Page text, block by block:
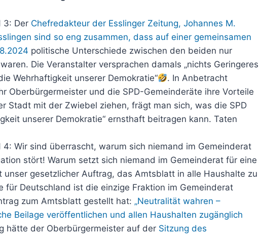
3: Der Chefredakteur der Esslinger Zeitung, Johannes M.
sind so eng zusammen, dass auf einer gemeinsamen
politische Unterschiede zwischen den beiden nur
Die Veranstalter versprachen damals „nichts Geringeres
Wehrhaftigkeit unserer Demokratie“
. In Anbetracht
Oberbürgermeister und die SPD-Gemeinderäte ihre Vorteile
Stadt mit der Zwiebel ziehen, frägt man sich, was die SPD
unserer Demokratie“ ernsthaft beitragen kann. Taten
4: Wir sind überrascht, warum sich niemand im Gemeinderat
stört! Warum setzt sich niemand im Gemeinderat für eine
unser gesetzlicher Auftrag, das Amtsblatt in alle Haushalte zu
für Deutschland ist die einzige Fraktion im Gemeinderat
zum Amtsblatt gestellt hat: „Neutralität wahren –
Beilage veröffentlichen und allen Haushalten zugänglich
hätte der Oberbürgermeister auf der Sitzung des